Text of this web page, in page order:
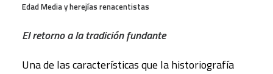
Edad Media y herejías renacentistas
El retorno a la tradición fundante
Una de las características que la historiografía